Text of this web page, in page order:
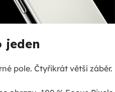
pole. Čtyřikrát větší záběr.